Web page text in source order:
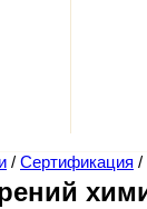
/ Сертификация /